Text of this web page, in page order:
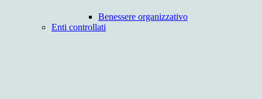
Benessere organizzativo
Enti controllati